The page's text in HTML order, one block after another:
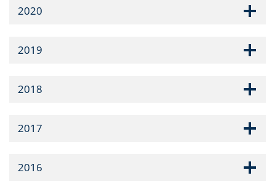
2020
2019
2018
2017
2016